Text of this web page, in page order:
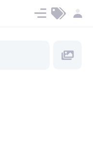
Ücret ve Planlar